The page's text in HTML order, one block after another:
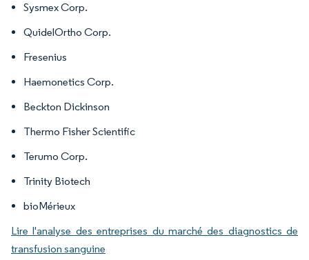
Sysmex Corp.
QuidelOrtho Corp.
Fresenius
Haemonetics Corp.
Beckton Dickinson
Thermo Fisher Scientific
Terumo Corp.
Trinity Biotech
bioMérieux
Lire l'analyse des entreprises du marché des diagnostics de
transfusion sanguine